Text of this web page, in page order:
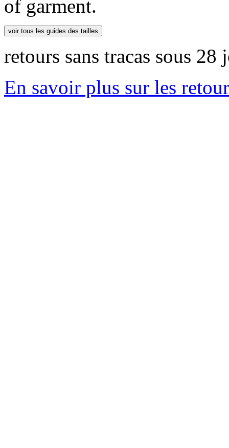
of garment.
voir tous les guides des tailles
retours sans tracas sous 28
En savoir plus sur les